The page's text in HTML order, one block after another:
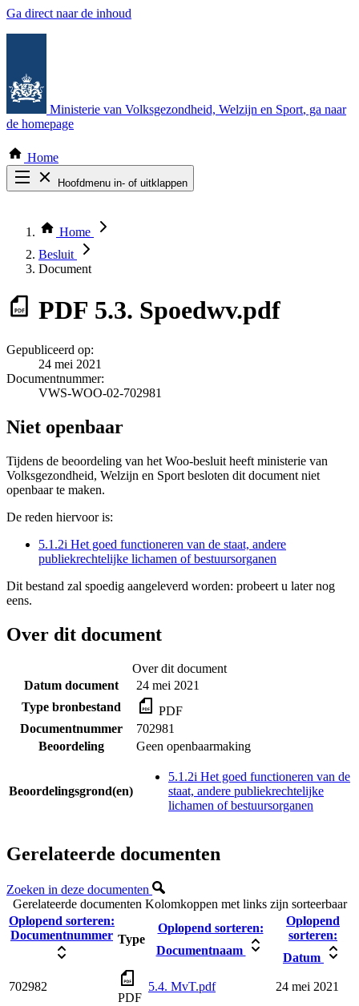
Ga direct naar de inhoud
Ministerie van Volksgezondheid, Welzijn en Sport, ga naar
de homepage
Home
Hoofdmenu in- of uitklappen
Thema COVID-19
Bekijk per bestuursorgaan
Home
Besluit
Document
PDF 5.3. Spoedwv.pdf
Gepubliceerd op:
24 mei 2021
Documentnummer:
VWS-WOO-02-702981
Niet openbaar
Tijdens de beoordeling van het Woo-besluit heeft ministerie van
Volksgezondheid, Welzijn en Sport besloten dit document niet
openbaar te maken.
De reden hiervoor is:
5.1.2i Het goed functioneren van de staat, andere
publiekrechtelijke lichamen of bestuursorganen
Dit bestand zal spoedig aangeleverd worden: probeert u later nog
eens.
Over dit document
Over dit document
Datum document
24 mei 2021
Type bronbestand
PDF
Documentnummer
702981
Beoordeling
Geen openbaarmaking
Beoordelingsgrond(en)
5.1.2i Het goed functioneren van de
staat, andere publiekrechtelijke
lichamen of bestuursorganen
Gerelateerde documenten
Zoeken in deze documenten
Gerelateerde documenten Kolomkoppen met links zijn sorteerbaar
Oplopend sorteren:
Documentnummer Type
Oplopend sorteren:
Documentnaam
Oplopend
sorteren:
Datum
702982
PDF
5.4. MvT.pdf 24 mei 2021